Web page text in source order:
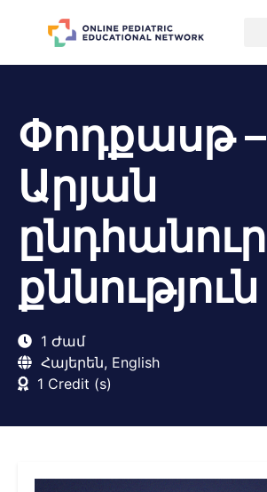
Փոդքասթ –
Արյան
ընդհանուր
քննություն
1 Ժամ
Հայերեն, English
1 Credit (s)